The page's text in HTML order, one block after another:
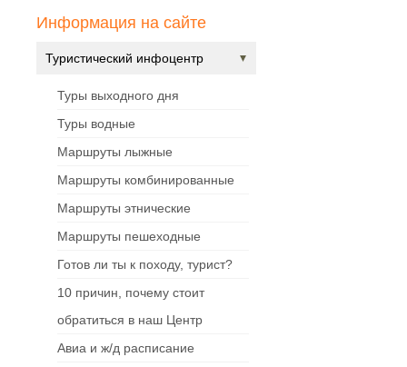
Информация на сайте
Туристический инфоцентр
Туры выходного дня
Туры водные
Маршруты лыжные
Маршруты комбинированные
Маршруты этнические
Маршруты пешеходные
Готов ли ты к походу, турист?
10 причин, почему стоит
обратиться в наш Центр
Авиа и ж/д расписание